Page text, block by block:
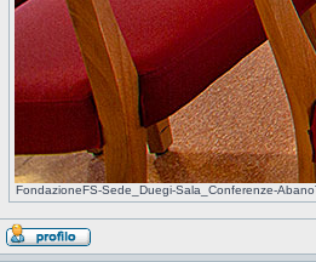
FondazioneFS-Sede_Duegi-Sala_Conferenze-